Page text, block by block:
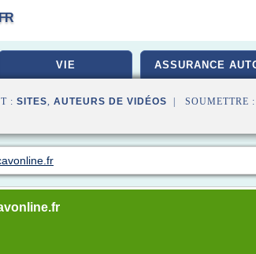
VIE ASSURANCE
: SITES, AUTEURS DE VIDÉOS | SOUMETTRE :